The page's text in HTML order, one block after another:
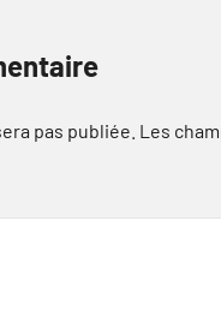
pas publiée. Les